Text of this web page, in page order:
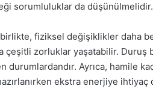
sorumluluklar da düşünülmelidir.
fiziksel değişiklikler daha
zorluklar yaşatabilir. Duruş
durumlardandır. Ayrıca, hamile
ekstra enerjiye ihtiyaç